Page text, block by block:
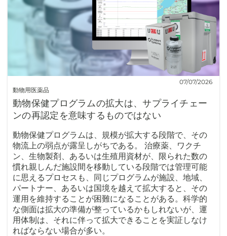
動物用医薬品
07/07/2026
動物保健プログラムの拡大は、サプライチェー
ンの再認定を意味するものではない
動物保健プログラムは、規模が拡大する段階で、その
物流上の弱点が露呈しがちである。 治療薬、ワクチ
ン、生物製剤、あるいは生殖用資材が、限られた数の
慣れ親しんだ施設間を移動している段階では管理可能
に思えるプロセスも、同じプログラムが施設、地域、
パートナー、あるいは国境を越えて拡大すると、その
運用を維持することが困難になることがある。科学的
な側面は拡大の準備が整っているかもしれないが、運
用体制は、それに伴って拡大できることを実証しなけ
ればならない場合が多い。